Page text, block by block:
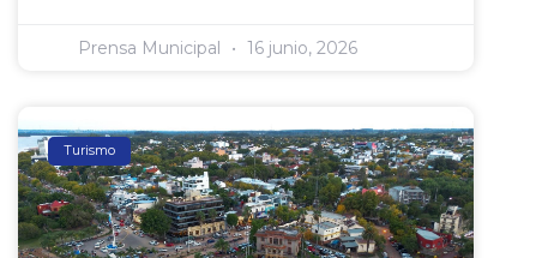
Prensa Municipal 16 junio, 2026
Turismo